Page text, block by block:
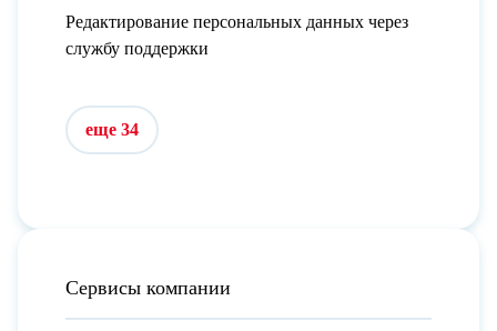
Редактирование персональных данных через
службу поддержки
еще 34
Сервисы компании